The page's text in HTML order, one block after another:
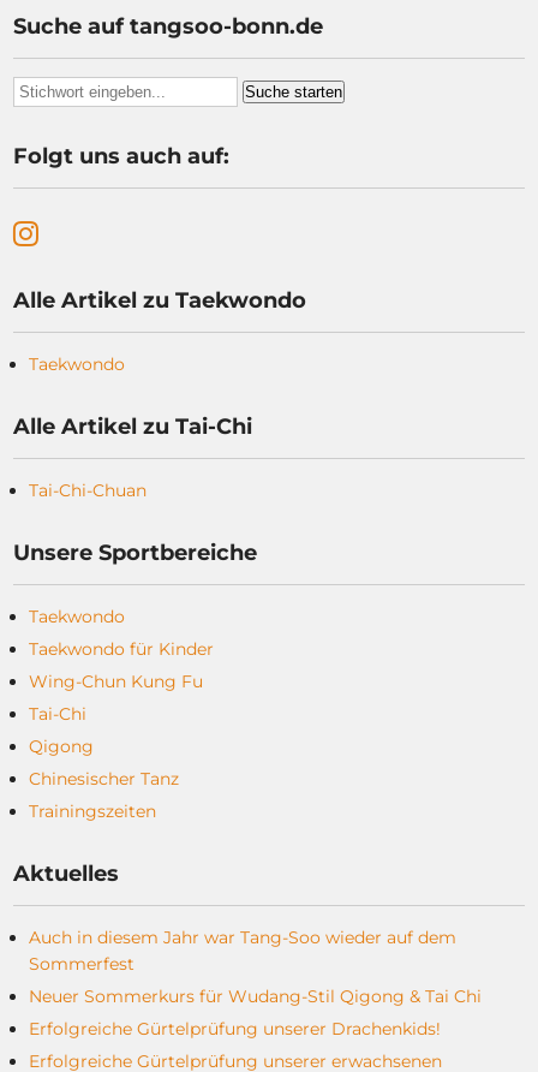
Suche auf tangsoo-bonn.de
Folgt uns auch auf:
Alle Artikel zu Taekwondo
Taekwondo
Alle Artikel zu Tai-Chi
Tai-Chi-Chuan
Unsere Sportbereiche
Taekwondo
Taekwondo für Kinder
Wing-Chun Kung Fu
Tai-Chi
Qigong
Chinesischer Tanz
Trainingszeiten
Aktuelles
Auch in diesem Jahr war Tang-Soo wieder auf dem
Sommerfest
Neuer Sommerkurs für Wudang-Stil Qigong & Tai Chi
Erfolgreiche Gürtelprüfung unserer Drachenkids!
Erfolgreiche Gürtelprüfung unserer erwachsenen